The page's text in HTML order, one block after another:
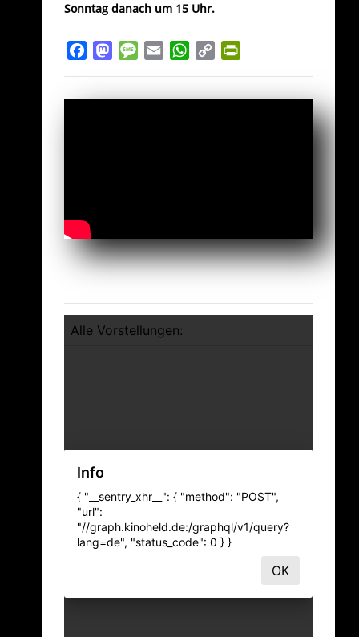
Sonntag danach um 15 Uhr.
FacebookMastodon
Message
Email WhatsApp
Copy